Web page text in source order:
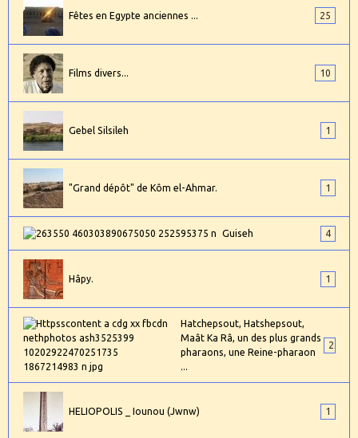
Fêtes en Egypte anciennes ... 25
Films divers... 10
Gebel Silsileh 1
"Grand dépôt" de Kôm el-Ahmar. 1
Guiseh 4
Hâpy. 1
Hatchepsout, Hatshepsout,
Maât Ka Râ, un des plus grands
pharaons, une Reine-pharaon
...
HELIOPOLIS _ Iounou (Jwnw) 1